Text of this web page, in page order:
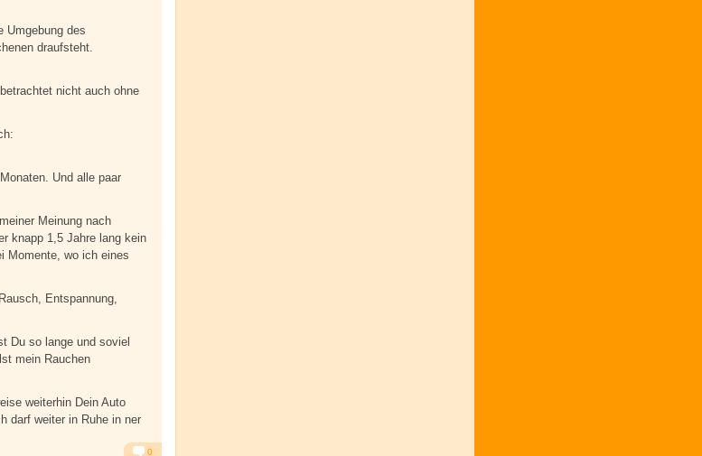
Umgebung des
draufsteht.
nicht auch ohne
Und alle paar
Meinung nach
knapp 1,5 Jahre lang kein
Momente, wo ich eines
Entspannung,
Du so lange und soviel
mein Rauchen
weiterhin Dein Auto
darf weiter in Ruhe in ner
0